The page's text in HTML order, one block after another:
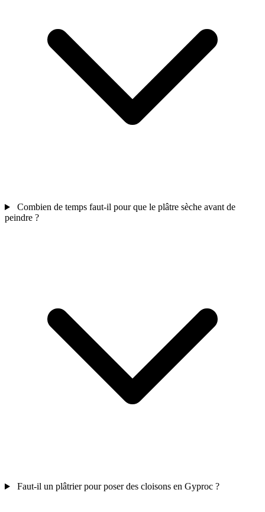
Combien de temps faut-il pour que le plâtre sèche avant de
peindre ?
Faut-il un plâtrier pour poser des cloisons en Gyproc ?